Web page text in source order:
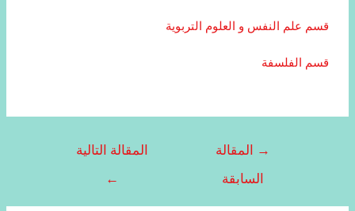
قسم علم النفس و العلوم التربوية
قسم الفلسفة
→
المقالة
السابقة
المقالة التالية
←